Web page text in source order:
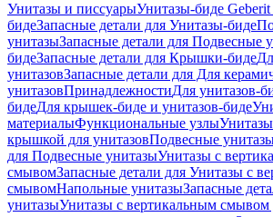
Унитазы и писсуарыУнитазы-биде Geberit
бидеЗапасные детали для Унитазы-биде
унитазыЗапасные детали для Подвесные
бидеЗапасные детали для Крышки-биде
унитазовЗапасные детали для Для
унитазовПринадлежностиДля унитазов-
бидеДля крышек-биде и унитазов-биде
материалыФункциональные узлы
крышкой для унитазовПодвесные
для Подвесные унитазыУнитазы с
смывомЗапасные детали для Унитазы с
смывомНапольные унитазыЗапасные
унитазыУнитазы с вертикальным смывом